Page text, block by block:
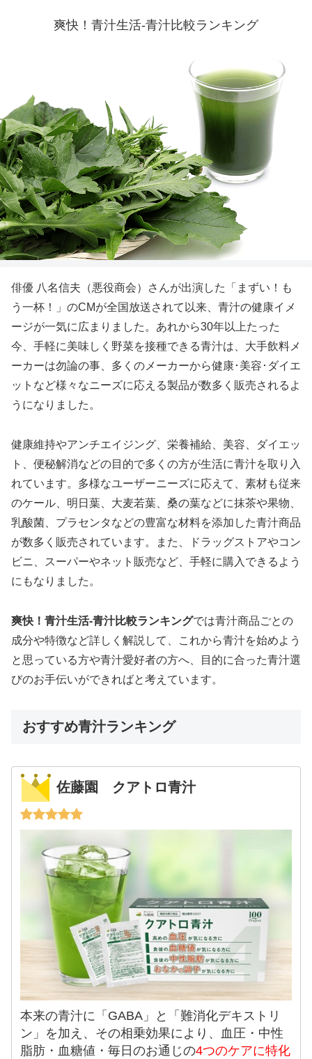
爽快！青汁生活-青汁比較ランキング
俳優 八名信夫（悪役商会）さんが出演した「まずい！も
う一杯！」のCMが全国放送されて以来、青汁の健康イメ
ージが一気に広まりました。あれから30年以上たった
今、手軽に美味しく野菜を接種できる青汁は、大手飲料メ
ーカーは勿論の事、多くのメーカーから健康･美容･ダイエ
ットなど様々なニーズに応える製品が数多く販売されるよ
うになりました。
健康維持やアンチエイジング、栄養補給、美容、ダイエッ
ト、便秘解消などの目的で多くの方が生活に青汁を取り入
れています。多様なユーザーニーズに応えて、素材も従来
のケール、明日葉、大麦若葉、桑の葉などに抹茶や果物、
乳酸菌、プラセンタなどの豊富な材料を添加した青汁商品
が数多く販売されています。また、ドラッグストアやコン
ビニ、スーパーやネット販売など、手軽に購入できるよう
にもなりました。
爽快！青汁生活-青汁比較ランキングでは青汁商品ごとの
成分や特徴など詳しく解説して、これから青汁を始めよう
と思っている方や青汁愛好者の方へ、目的に合った青汁選
びのお手伝いができればと考えています。
おすすめ青汁ランキング
佐藤園 クアトロ青汁
本来の青汁に「GABA」と「難消化デキストリ
ン」を加え、その相乗効果により、血圧・中性
脂肪・血糖値・毎日のお通じの4つのケアに特化